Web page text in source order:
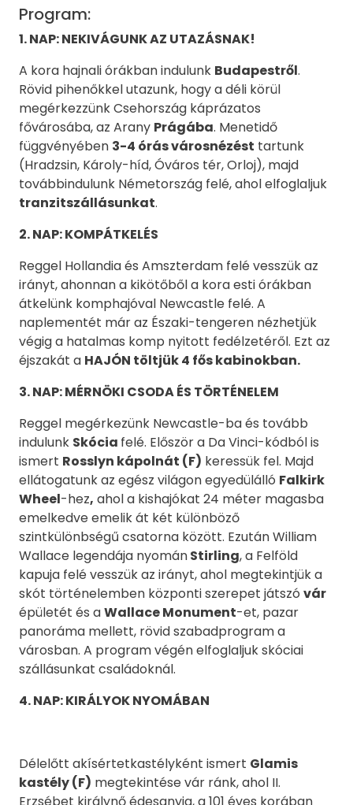
Program:
1. NAP: NEKIVÁGUNK AZ UTAZÁSNAK!
A kora hajnali órákban indulunk Budapestről.
Rövid pihenőkkel utazunk, hogy a déli körül
megérkezzünk Csehország káprázatos
fővárosába, az Arany Prágába. Menetidő
függvényében 3-4 órás városnézést tartunk
(Hradzsin, Károly-híd, Óváros tér, Orloj), majd
továbbindulunk Németország felé, ahol elfoglaljuk
tranzitszállásunkat.
2. NAP:KOMPÁTKELÉS
Reggel Hollandia és Amszterdam felé vesszük az
irányt, ahonnan a kikötőből a kora esti órákban
átkelünk komphajóval Newcastle felé. A
naplementét már az Északi-tengeren nézhetjük
végig a hatalmas komp nyitott fedélzetéről. Ezt az
éjszakát a HAJÓN töltjük 4 fős kabinokban.
3. NAP:MÉRNÖKI CSODA ÉS TÖRTÉNELEM
Reggel megérkezünk Newcastle-ba és tovább
indulunk Skócia felé. Először a Da Vinci-kódból is
ismert Rosslyn kápolnát (F) keressük fel. Majd
ellátogatunk az egész világon egyedülálló Falkirk
Wheel-hez, ahol a kishajókat 24 méter magasba
emelkedve emelik át két különböző
szintkülönbségű csatorna között. Ezután William
Wallace legendája nyománStirling, a Felföld
kapuja felé vesszük az irányt, ahol megtekintjük a
skót történelemben központi szerepet játszó vár
épületét és aWallace Monument-et, pazar
panoráma mellett, rövid szabadprogram a
városban. A program végén elfoglaljuk skóciai
szállásunkat családoknál.
4. NAP: KIRÁLYOK NYOMÁBAN
Délelőtt akísértetkastélyként ismert Glamis
kastély (F) megtekintése vár ránk, ahol II.